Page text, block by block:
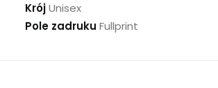
KrójUnisex
Pole zadruku Fullprint